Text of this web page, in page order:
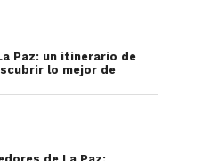
Paz: un itinerario de
lo mejor de